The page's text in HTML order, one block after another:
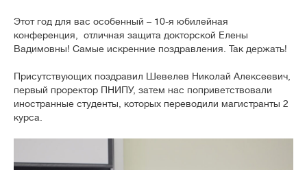
Этот год для вас особенный – 10-я юбилейная
конференция, отличная защита докторской Елены
Вадимовны! Самые искренние поздравления. Так держать!
Присутствующих поздравил Шевелев Николай Алексеевич,
первый проректор ПНИПУ, затем нас поприветствовали
иностранные студенты, которых переводили магистранты 2
курса.